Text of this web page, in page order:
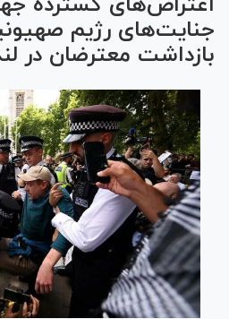
جنایت‌های رژیم
بازداشت معترضان در